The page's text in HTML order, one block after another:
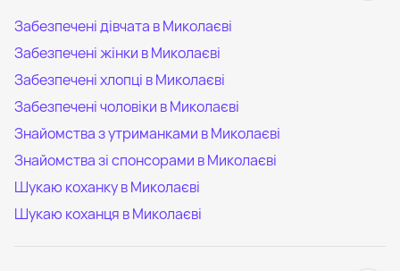
Забезпечені дівчата в Миколаєві
Забезпечені жінки в Миколаєві
Забезпечені хлопці в Миколаєві
Забезпечені чоловіки в Миколаєві
Знайомства з утриманками в Миколаєві
Знайомства зі спонсорами в Миколаєві
Шукаю коханку в Миколаєві
Шукаю коханця в Миколаєві